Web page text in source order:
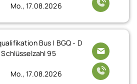
Mo., 17.08.2026
Bus | BGQ - D
95
Mo., 17.08.2026